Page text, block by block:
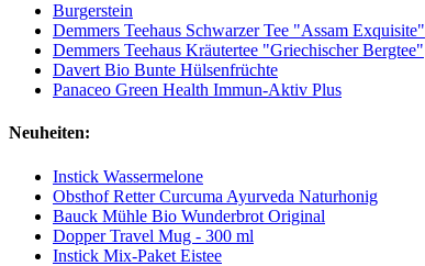
Burgerstein
Demmers Teehaus Schwarzer Tee "Assam Exquisite"
Demmers Teehaus Kräutertee "Griechischer Bergtee"
Davert Bio Bunte Hülsenfrüchte
Panaceo Green Health Immun-Aktiv Plus
Neuheiten:
Instick Wassermelone
Obsthof Retter Curcuma Ayurveda Naturhonig
Bauck Mühle Bio Wunderbrot Original
Dopper Travel Mug - 300 ml
Instick Mix-Paket Eistee